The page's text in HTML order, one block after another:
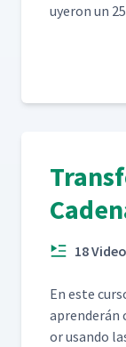
uyeron un
18
En este
apren­derán
or usan­do